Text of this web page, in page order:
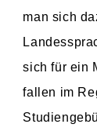
man sich
sich für ein
fallen im